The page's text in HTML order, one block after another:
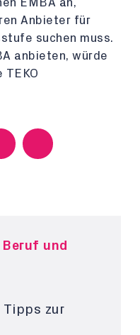
EMBA an,
Anbieter für
suchen muss.
anbieten, würde
TEKO
und
Tipps zur